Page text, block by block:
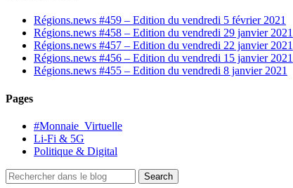
Régions.news #459 – Edition du vendredi 5 février 2021
Régions.news #458 – Edition du vendredi 29 janvier 2021
Régions.news #457 – Edition du vendredi 22 janvier 2021
Régions.news #456 – Edition du vendredi 15 janvier 2021
Régions.news #455 – Edition du vendredi 8 janvier 2021
Pages
#Monnaie_Virtuelle
Li-Fi & 5G
Politique & Digital